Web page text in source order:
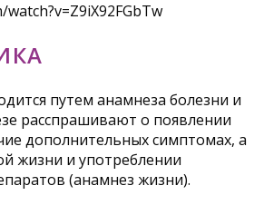
путем анамнеза болезни и
расспрашивают о появлении
дополнительных симптомах, а
жизни и употреблении
(анамнез жизни).